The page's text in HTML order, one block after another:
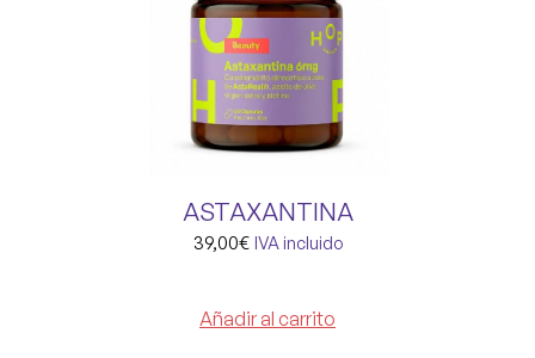
ASTAXANTINA
39,00€ IVA incluido
Añadir al carrito